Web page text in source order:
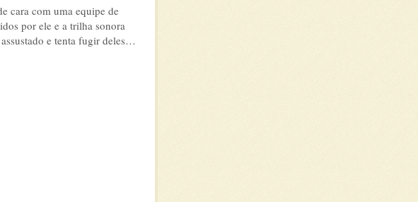
cara com uma equipe de
por ele e a trilha sonora
e tenta fugir deles…